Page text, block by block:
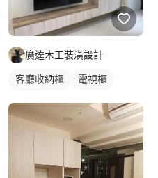
廣達木工裝潢設計
客廳收納櫃
電視櫃